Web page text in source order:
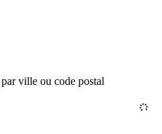
ville ou code postal